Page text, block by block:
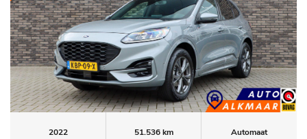
2022 51.536 km Automaat